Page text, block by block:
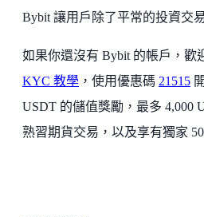
Bybit 讓用戶除了平常的投資交
如果你還沒有 Bybit 的帳戶，歡
KYC 教學 ，使用優惠碼 21515
USDT 的儲值獎勵，最多 4,000
熟習期貨交易，以及享有獨家